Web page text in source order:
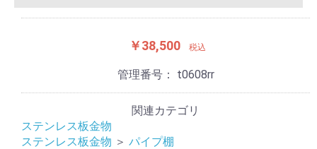
￥38,500 税込
管理番号： t0608rr
関連カテゴリ
ステンレス板金物
ステンレス板金物 ＞ パイプ棚